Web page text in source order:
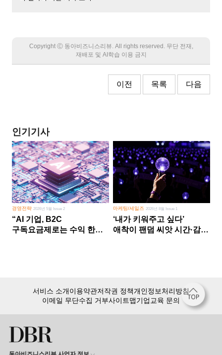
Copyright Ⓒ 동아비즈니스리뷰. All rights reserved. 무단 전재,
재배포 및 AI학습 이용 금지
이전 목록 다음
인기기사
경영전략 2026년 5월 Issue 2
“AI 기업, B2C
구독요금제로는 수익 한계
마케팅/세일즈 2026년 8월 Issue 1
‘내가 키워주고 싶다’
애착이 팬덤 씨앗 시간·감정
서비스 소개이용약관저작권 정책개인정보처리방침
이메일 무단수집 거부사이트맵기업교육 문의